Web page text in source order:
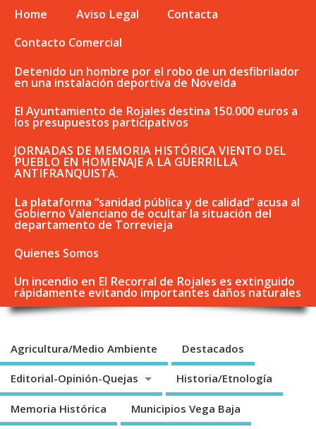
Home Aviso Legal
Contacta
Contacto Comercial
Detenido un hombre por el robo de un desfibrilador
en una instalación deportiva de Novelda
El Ayuntamiento de Rojales destina 150.000 euros a
los presupuestos participativos
JORNADAS DE MEMORIA HISTÓRICA VIENTO DEL
PUEBLO EN HOMENAJE A LA GUERRILLA
ANTIFRANQUISTA.
La plataforma “sanidad pública y de calidad” acusa al
Gobierno Valenciano de ocultar la situación del
departamento de Torrevieja
Quienes Somos
Un incendio en El Recorral de Rojales es extinguido
rápidamente evitando importantes daños naturales
Agricultura/Medio Ambiente Destacados
Editorial-Opinión-Quejas Historia/Etnología
Memoria Histórica Municipios Vega Baja